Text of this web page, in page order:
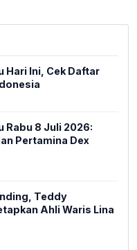
Hari Ini, Cek Daftar
Rabu 8 Juli 2026:
Pertamina Dex
Teddy
Ahli Waris Lina